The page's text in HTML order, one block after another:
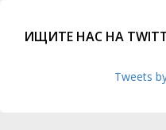
ИЩИТЕ НАС НА
Tweets